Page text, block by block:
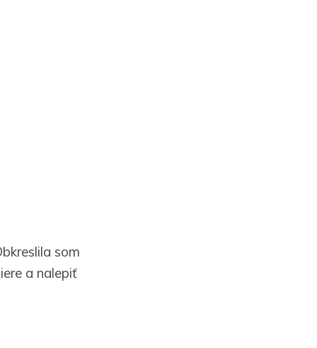
som
a nalepiť